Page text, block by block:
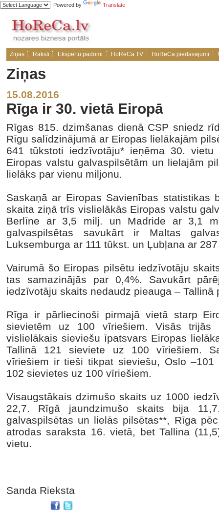
Powered by Translate
Ziņas Raksti Ekspertu padomi HoReCa TV HoReCa piedāvājumi
Ziņas
15.08.2016
Rīga ir 30. vietā Eiropā
Rīgas 815. dzimšanas dienā CSP sniedz
Rīgu salīdzinājumā ar Eiropas lielākajām
641 tūkstoti iedzīvotāju* ieņēma 30.
Eiropas valstu galvaspilsētām un lielajām
lielāks par vienu miljonu.
Saskaņā ar Eiropas Savienības statistikas
skaita ziņā trīs vislielākās Eiropas valstu
Berlīne ar 3,5 milj. un Madride ar 3,1
galvaspilsētas savukārt ir Maltas
Luksemburga ar 111 tūkst. un Ļubļana ar
Vairumā šo Eiropas pilsētu iedzīvotāju
tas samazinājās par 0,4%. Savukārt
iedzīvotāju skaits nedaudz pieauga – Tallinā
Rīga ir pārliecinoši pirmajā vietā starp
sievietēm uz 100 vīriešiem. Visās trijās
vislielākais sieviešu īpatsvars Eiropas
Tallinā 121 sieviete uz 100 vīriešiem.
vīriešiem ir tieši tikpat sieviešu, Oslo
102 sievietes uz 100 vīriešiem.
Visaugstākais dzimušo skaits uz 1000
22,7. Rīgā jaundzimušo skaits bija
galvaspilsētas un lielās pilsētas**, Rīga
atrodas saraksta 16. vietā, bet Tallina
vietu.
Sanda Rieksta